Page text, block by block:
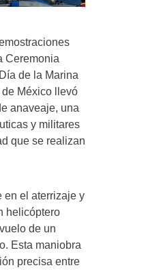
Ceremonia
de la Marina
México llevó
anaveaje, una
y militares
que se realizan
en el aterrizaje y
helicóptero
de un
Esta maniobra
precisa entre